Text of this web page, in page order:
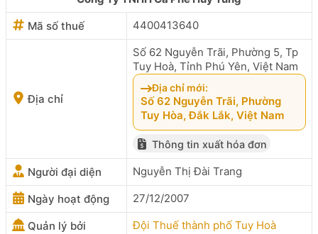
Mã số thuế
4400413640
Địa chỉ
Số 62 Nguyễn Trãi, Phường 5, Tp
Tuy Hoà, Tỉnh Phú Yên, Việt Nam
Địa chỉ mới:
Số 62 Nguyễn Trãi, Phường
Tuy Hòa, Đắk Lắk, Việt Nam
Thông tin xuất hóa đơn
Người đại diện Nguyễn Thị Đài Trang
Ngày hoạt động 27/12/2007
Quản lý bởi Đội Thuế thành phố Tuy Hoà